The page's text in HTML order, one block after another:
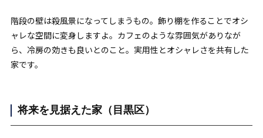
階段の壁は殺風景になってしまうもの。飾り棚を作ることでオシ
ャレな空間に変身しますよ。カフェのような雰囲気がありなが
ら、冷房の効きも良いとのこと。実用性とオシャレさを共有した
家です。
将来を見据えた家（目黒区）